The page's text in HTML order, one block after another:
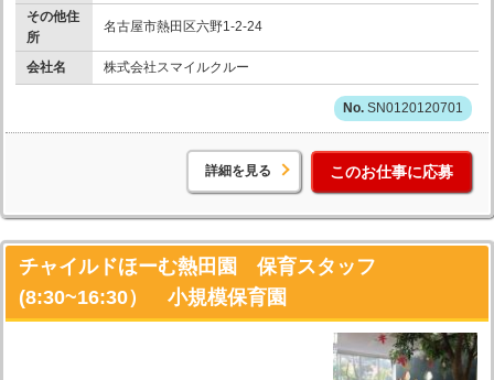
その他住
所
名古屋市熱田区六野1-2-24
会社名 株式会社スマイルクルー
SN0120120701
詳細を見る このお仕事に応募
チャイルドほーむ熱田園 保育スタッフ
(8:30~16:30） 小規模保育園